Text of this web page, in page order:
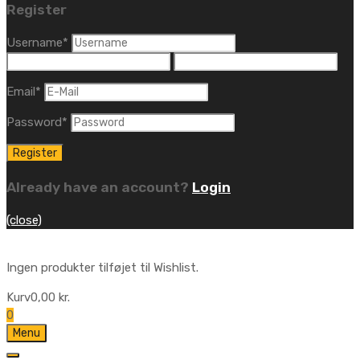
Register
Username*
Email*
Password*
Already have an account? Login
(close)
Ingen produkter tilføjet til Wishlist.
Kurv0,00 kr.
0
Menu